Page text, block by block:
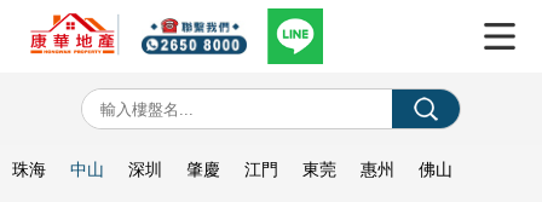
珠海 中山 深圳 肇慶 江門 東莞 惠州 佛山